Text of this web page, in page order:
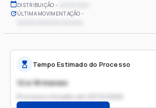
DISTRIBUIÇÃO
ÚLTIMA MOVIMENTAÇÃO
Tempo Estimado do Processo
12 a 18 meses
Processo iniciado em